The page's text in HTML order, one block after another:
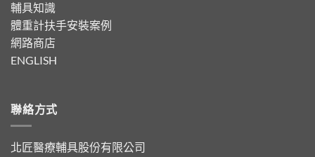
輔具知識
體重計扶手安裝案例
網路商店
ENGLISH
聯絡方式
北匠醫療輔具股份有限公司